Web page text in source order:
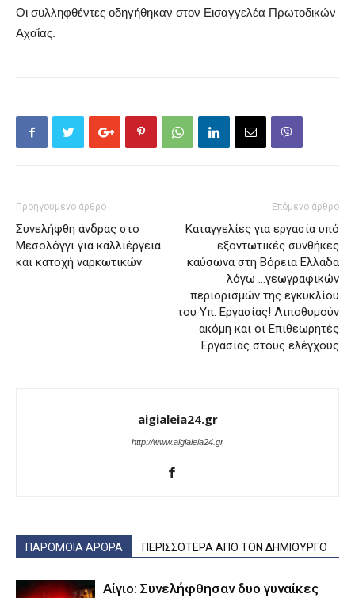
Οι συλληφθέντες οδηγήθηκαν στον Εισαγγελέα Πρωτοδικών
Αχαΐας.
Προηγούμενο άρθρο
Συνελήφθη άνδρας στο
Μεσολόγγι για καλλιέργεια
και κατοχή ναρκωτικών
Επόμενο άρθρο
Καταγγελίες για εργασία υπό
εξοντωτικές συνθήκες
καύσωνα στη Βόρεια Ελλάδα
λόγω …γεωγραφικών
περιορισμών της εγκυκλίου
του Υπ. Εργασίας! Λιποθυμούν
ακόμη και οι Επιθεωρητές
Εργασίας στους ελέγχους
aigialeia24.gr
http://www.aigialeia24.gr
ΠΑΡΟΜΟΙΑ ΑΡΘΡΑ ΠΕΡΙΣΣΟΤΕΡΑ ΑΠΟ ΤΟΝ ΔΗΜΙΟΥΡΓΟ
Αίγιο: Συνελήφθησαν δυο γυναίκες